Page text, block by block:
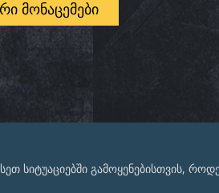
ᲛᲝᲜᲐᲪᲔᲛᲔᲑᲘ
სიტუაციებში გამოყენებისთვის,